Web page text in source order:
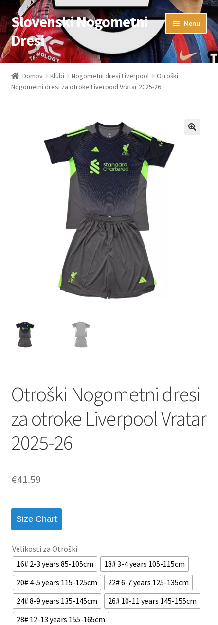
Skip
to
navigation
Skip
to
content
Slovenski Nogometni
Dresi
Menu
Domov
Blog
Kontaktiraj nas
Domov Klubi Nogometni dresi Liverpool
Otroški
Nogometni dresi za otroke Liverpool Vratar 2025-26
Otroški Nogometni dresi
za otroke Liverpool Vratar
2025-26
€41.59
Size Chart
Velikosti za Otroški
16# 2-3 years 85-105cm
18# 3-4 years 105-115cm
20# 4-5 years 115-125cm
22# 6-7 years 125-135cm
24# 8-9 years 135-145cm
26# 10-11 years 145-155cm
28# 12-13 years 155-165cm